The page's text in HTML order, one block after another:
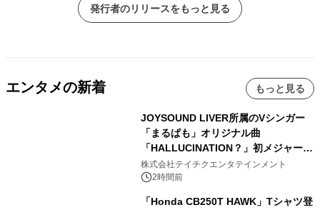
仕！
発行者のリリースをもっと見る
エンタメの新着 もっと見る
JOYSOUND LIVER所属のVシンガー
「まるぱも」オリジナル曲
「HALLUCINATION？」初メジャー配
信リリース決定！
株式会社テイチクエンタテインメント
2時間前
「Honda CB250T HAWK」Tシャツ登